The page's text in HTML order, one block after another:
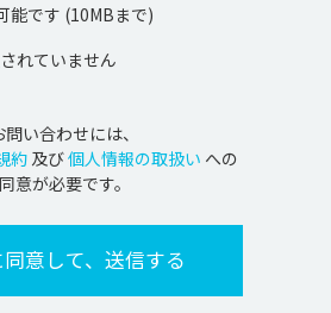
能です (10MBまで)
れていません
問い合わせには、
約 及び個人情報の取扱い への
同意が必要です。